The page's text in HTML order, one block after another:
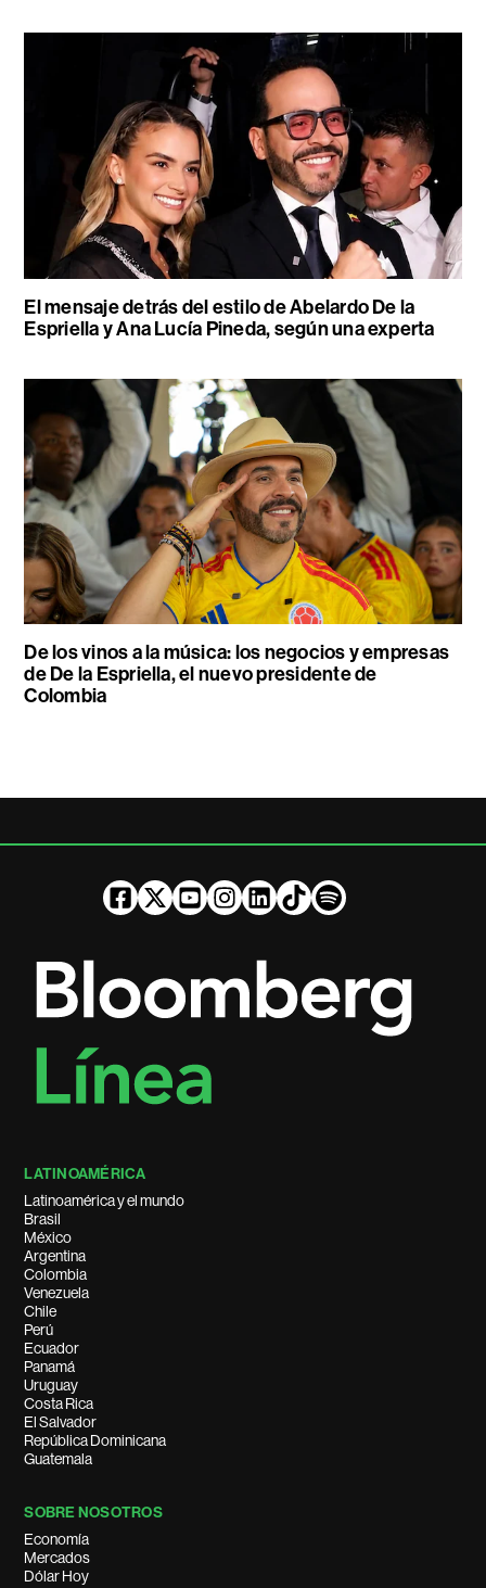
El mensaje detrás del estilo de Abelardo De la
Espriella y Ana Lucía Pineda, según una experta
De los vinos a la música: los negocios y empresas
de De la Espriella, el nuevo presidente de
Colombia
LATINOAMÉRICA
Latinoamérica y el mundo
Brasil
México
Argentina
Colombia
Venezuela
Chile
Perú
Ecuador
Panamá
Uruguay
Costa Rica
El Salvador
República Dominicana
Guatemala
SOBRE NOSOTROS
Economía
Mercados
Dólar Hoy